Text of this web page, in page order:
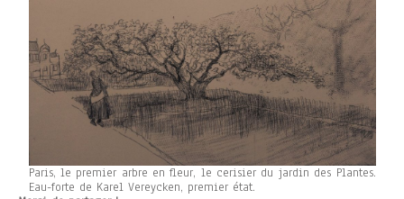
Paris, le premier arbre en fleur, le cerisier du jardin des Plantes.
Eau-forte de Karel Vereycken, premier état.